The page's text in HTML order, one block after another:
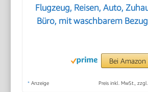
Flugzeug, Reisen, Auto,
Büro, mit waschbarem
Bei Amazon
* Anzeige Preis inkl. MwSt.,